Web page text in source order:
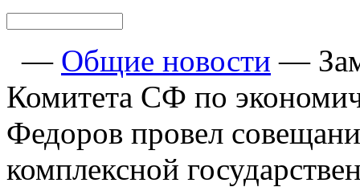
— Общие новости —
Комитета СФ по
Федоров провел
комплексной